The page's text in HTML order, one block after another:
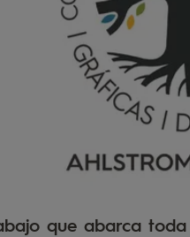
que abarca